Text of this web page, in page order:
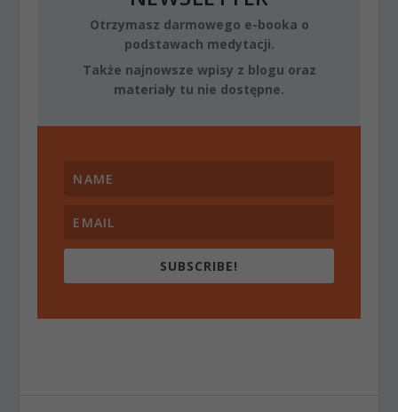
Otrzymasz darmowego e-booka o
podstawach medytacji.
Także najnowsze wpisy z blogu oraz
materiały tu nie dostępne.
SUBSCRIBE!